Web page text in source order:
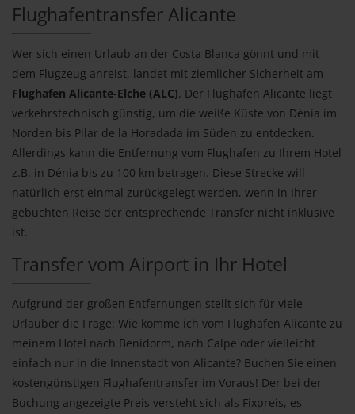
Flughafentransfer Alicante
Wer sich einen Urlaub an der Costa Blanca gönnt und mit
dem Flugzeug anreist, landet mit ziemlicher Sicherheit am
Flughafen Alicante-Elche (ALC). Der Flughafen Alicante liegt
verkehrstechnisch günstig, um die weiße Küste von Dénia im
Norden bis Pilar de la Horadada im Süden zu entdecken.
Allerdings kann die Entfernung vom Flughafen zu Ihrem Hotel
z.B. in Dénia bis zu 100 km betragen. Diese Strecke will
natürlich erst einmal zurückgelegt werden, wenn in Ihrer
gebuchten Reise der entsprechende Transfer nicht inklusive
ist.
Transfer vom Airport in Ihr Hotel
Aufgrund der großen Entfernungen stellt sich für viele
Urlauber die Frage: Wie komme ich vom Flughafen Alicante zu
meinem Hotel nach Benidorm, nach Calpe oder vielleicht
einfach nur in die Innenstadt von Alicante? Buchen Sie einen
kostengünstigen Flughafentransfer im Voraus! Der bei der
Buchung angezeigte Preis versteht sich als Fixpreis, es